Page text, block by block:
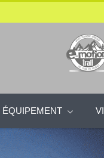
ÉQUIPEMENT